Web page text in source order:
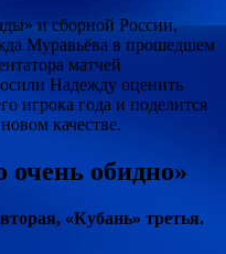
и сборной России,
Муравьёва в прошедшем
матчей
Надежду оценить
игрока года и поделится
качестве.
очень обидно»
«Кубань» третья.